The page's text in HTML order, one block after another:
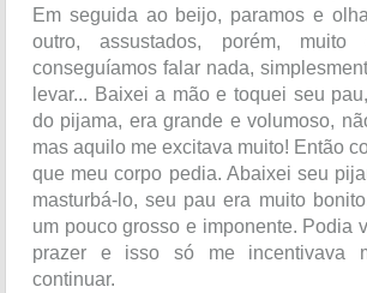
Em seguida ao beijo, paramos e
outro, assustados, porém, muito
conseguíamos falar nada,
levar... Baixei a mão e toquei seu
do pijama, era grande e volumoso,
mas aquilo me excitava muito! Então
que meu corpo pedia. Abaixei seu
masturbá-lo, seu pau era muito
um pouco grosso e imponente. Podia
prazer e isso só me incentivava
continuar.